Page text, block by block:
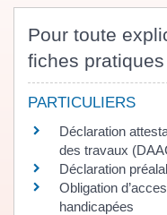
Pour toute
fiches pratiques
PARTICULIERS
Déclaration
des travaux
Déclaration
Obligation
handicapées